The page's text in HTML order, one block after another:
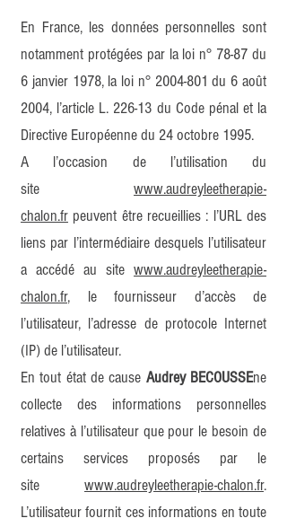
En France, les données personnelles sont
notamment protégées par la loi n° 78-87 du
6 janvier 1978, la loi n° 2004-801 du 6 août
2004, l’article L. 226-13 du Code pénal et la
Directive Européenne du 24 octobre 1995.
A l’occasion de l’utilisation du
site www.audreyleetherapie-
chalon.fr peuvent être recueillies : l’URL des
liens par l’intermédiaire desquels l’utilisateur
a accédé au site www.audreyleetherapie-
chalon.fr, le fournisseur d’accès de
l’utilisateur, l’adresse de protocole Internet
(IP) de l’utilisateur.
En tout état de cause Audrey BECOUSSEne
collecte des informations personnelles
relatives à l’utilisateur que pour le besoin de
certains services proposés par le
site www.audreyleetherapie-chalon.fr.
L’utilisateur fournit ces informations en toute